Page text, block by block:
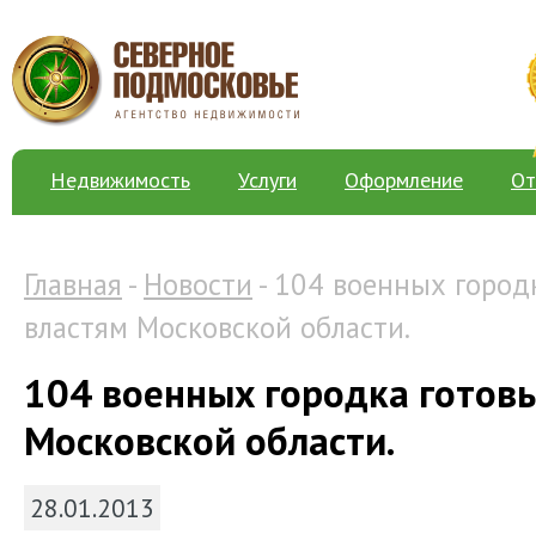
Недвижимость Услуги Оформление
Главная - Новости - 104 военных
властям Московской области.
104 военных городка
Московской области.
28.01.2013